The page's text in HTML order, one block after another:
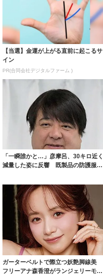
【当選】金運が上がる直前に起こるサ
イン
PR(合同会社デジタルファーム )
「一瞬誰かと…」彦摩呂、30キロ近く
減量した姿に反響 既製品の防護服が
ガーターベルトで際立つ妖艶脚線美
フリーアナ森香澄がランジェリーモデ